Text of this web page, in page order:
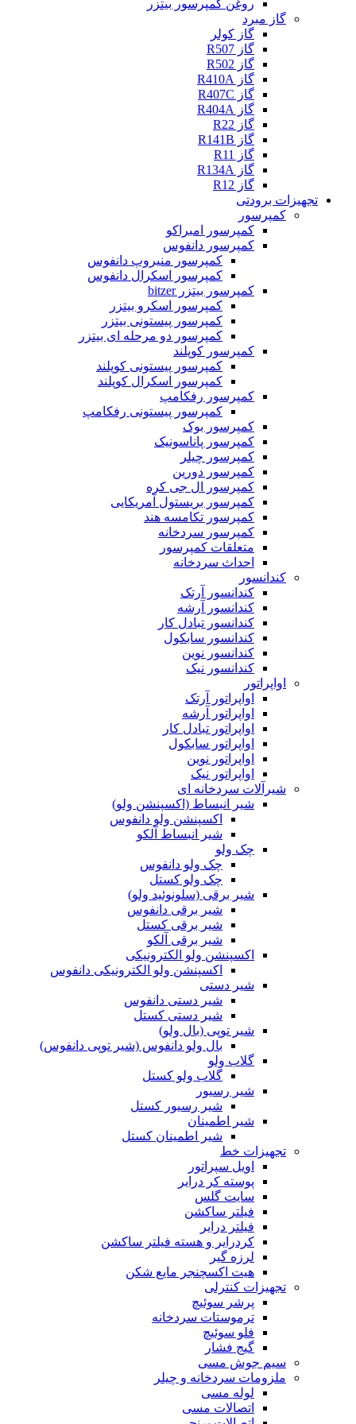
روغن کمپرسور بیتزر
گاز مبرد
گاز کولر
برودتی
کمپرسور
کمپرسور امبراکو
کمپرسور دانفوس
کمپرسور منیروپ دانفوس
کمپرسور اسکرال دانفوس
کمپرسور بیتزر bitzer
کمپرسور اسکرو بیتزر
کمپرسور پیستونی بیتزر
کمپرسور دو مرحله ای بیتزر
کمپرسور کوپلند
کمپرسور پیستونی کوپلند
کمپرسور اسکرال کوپلند
کمپرسور رفکامپ
کمپرسور پیستونی رفکامپ
کمپرسور بوک
کمپرسور پاناسونیک
کمپرسور چیلر
کمپرسور دورین
کمپرسور ال جی کره
کمپرسور بریستول آمریکایی
کمپرسور تکامسه هند
‌کمپرسور سردخانه
متعلقات کمپرسور
احداث سردخانه
کندانسور
کندانسور آرتک
کندانسور آرشه
کندانسور تبادل کار
کندانسور سابکول
کندانسور نوین
کندانسور نیک
اواپراتور
اواپراتور آرتک
اواپراتور آرشه
اواپراتور تبادل کار
اواپراتور سابکول
اواپراتور نوین
اواپراتور نیک
شیرآلات سردخانه ای
شیر انبساط (اکسپنشن ولو)
اکسپنشن ولو دانفوس
شیر انبساط آلکو
چک ولو
چک ولو دانفوس
چک ولو کستل
شیر برقی (سلونوئید ولو)
شیر برقی دانفوس
شیر برقی کستل
شیر برقی آلکو
اکسپنشن ولو الکترونیکی
اکسپنشن ولو الکترونیکی دانفوس
شیر دستی
شیر دستی دانفوس
شیر دستی کستل
شیر توپی (بال ولو)
بال ولو دانفوس (شیر توپی دانفوس)
گلاب ولو
گلاب ولو کستل
شیر رسیور
شیر رسیور کستل
شیر اطمینان
شیر اطمینان کستل
تجهیزات خط
اویل سپراتور
پوسته کر درایر
سایت گلس
فیلتر ساکشن
فیلتر درایر
کردرایر و هسته فیلتر ساکشن
لرزه گیر
هیت اکسچنجر مایع شکن
تجهیزات کنترلی
پرشر سوئیچ
ترموستات سردخانه
فلو سوئیچ
گیج فشار
سیم جوش مسی
ملزومات سردخانه و چیلر
لوله مسی
اتصالات مسی